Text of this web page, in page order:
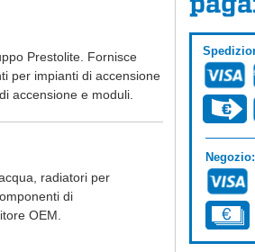
Prestolite. Fornisce
per impianti di accensione
accensione e moduli.
radiatori per
di
OEM.
Negozio: